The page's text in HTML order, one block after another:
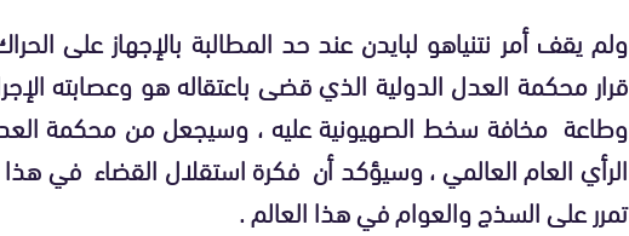
ولم يقف أمر نتنياهو لبايدن عند حد المطالبة بالإجهاز على
قرار محكمة العدل الدولية الذي قضى باعتقاله هو وعصابته
وطاعة مخافة سخط الصهيونية عليه ، وسيجعل من محكمة
الرأي العام العالمي ، وسيؤكد أن فكرة استقلال القضاء في
تمرر على السذج والعوام في هذا العالم .